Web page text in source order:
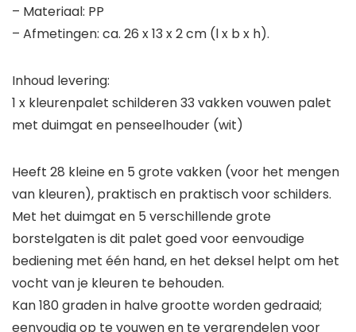
– Materiaal: PP
– Afmetingen: ca. 26 x 13 x 2 cm (l x b x h).
Inhoud levering:
1 x kleurenpalet schilderen 33 vakken vouwen palet
met duimgat en penseelhouder (wit)
Heeft 28 kleine en 5 grote vakken (voor het mengen
van kleuren), praktisch en praktisch voor schilders.
Met het duimgat en 5 verschillende grote
borstelgaten is dit palet goed voor eenvoudige
bediening met één hand, en het deksel helpt om het
vocht van je kleuren te behouden.
Kan 180 graden in halve grootte worden gedraaid;
eenvoudig op te vouwen en te vergrendelen voor